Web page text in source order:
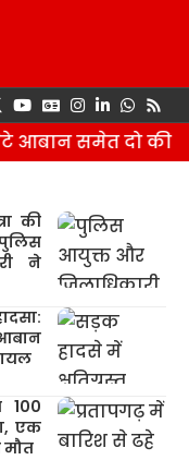
समेत दो की मौत,
की
ने
100
एक
मौत